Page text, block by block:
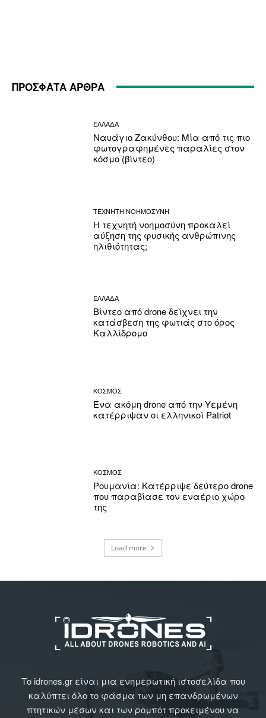
ΠΡΟΣΦΑΤΑ ΑΡΘΡΑ
ΕΛΛΑΔΑ
Ναυάγιο Ζακύνθου: Μία από τις πιο
φωτογραφημένες παραλίες στον
κόσμο (βίντεο)
ΤΕΧΝΗΤΗ ΝΟΗΜΟΣΥΝΗ
Η τεχνητή νοημοσύνη προκαλεί
αύξηση της φυσικής ανθρώπινης
ηλιθιότητας;
ΕΛΛΑΔΑ
Βίντεο από drone δείχνει την
κατάσβεση της φωτιάς στο όρος
Καλλίδρομο
ΚΟΣΜΟΣ
Ένα ακόμη drone από την Υεμένη
κατέρριψαν οι ελληνικοί Patriot
ΚΟΣΜΟΣ
Ρουμανία: Κατέρριψε δεύτερο drone
που παραβίασε τον εναέριο χώρο
της
Load more
Το idrones.gr είναι μια ενημερωτική ιστοσελίδα που
καλύπτει όλο το φάσμα των μη επανδρωμένων
πτητικών μέσων και των ρομπότ προκειμένου να